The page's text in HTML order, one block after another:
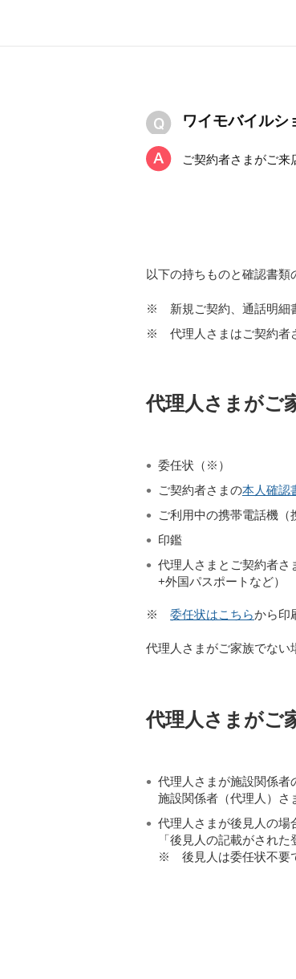
ワイモバイルシ
ご契約者さまがご来
以下の持ちものと確認書類
※
新規ご契約、通話明細
※
代理人さまはご契約者
代理人さまがご
委任状（※）
ご契約者さまの本人確認
ご利用中の携帯電話機（
印鑑
代理人さまとご契約者さ
+外国パスポートなど）
※ 委任状はこちらから印
代理人さまがご家族でない
代理人さまがご
代理人さまが施設関係者
施設関係者（代理人）さ
代理人さまが後見人の場
「後見人の記載がされ
※
後見人は委任状不要